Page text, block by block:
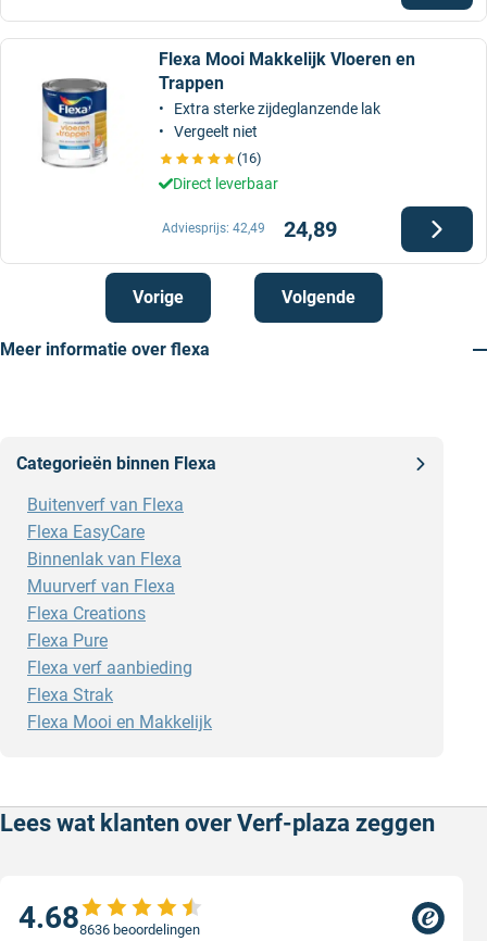
Flexa Mooi Makkelijk Vloeren en
Trappen
Extra sterke zijdeglanzende lak
Vergeelt niet
(16)
Direct leverbaar
24,89
Adviesprijs: 42,49
Vorige Volgende
Meer informatie over flexa
Categorieën binnen Flexa
Buitenverf van Flexa
Flexa EasyCare
Binnenlak van Flexa
Muurverf van Flexa
Flexa Creations
Flexa Pure
Flexa verf aanbieding
Flexa Strak
Flexa Mooi en Makkelijk
Lees wat klanten over Verf-plaza zeggen
4.688636 beoordelingen